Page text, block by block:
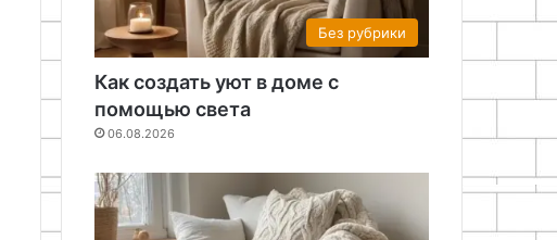
Без рубрики
Как создать уют в доме с
помощью света
06.08.2026